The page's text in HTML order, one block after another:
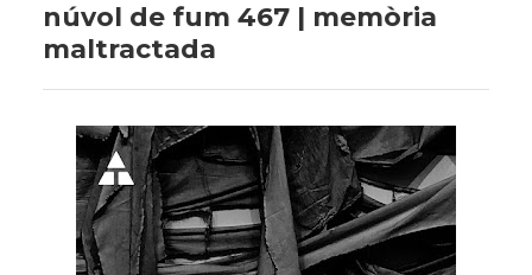
núvol de fum 467 | memòria
maltractada